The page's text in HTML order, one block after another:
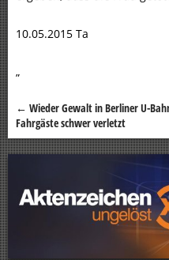
10.05.2015 Ta
„
Beitragsnavigation
← Wieder Gewalt in Berliner U-
Fahrgäste schwer verletzt